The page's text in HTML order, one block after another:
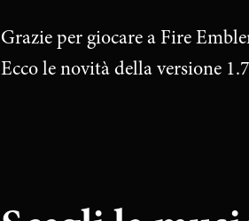
Grazie per giocare a Fire
Ecco le novità della versione